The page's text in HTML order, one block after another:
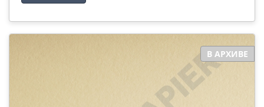
В АРХИВЕ